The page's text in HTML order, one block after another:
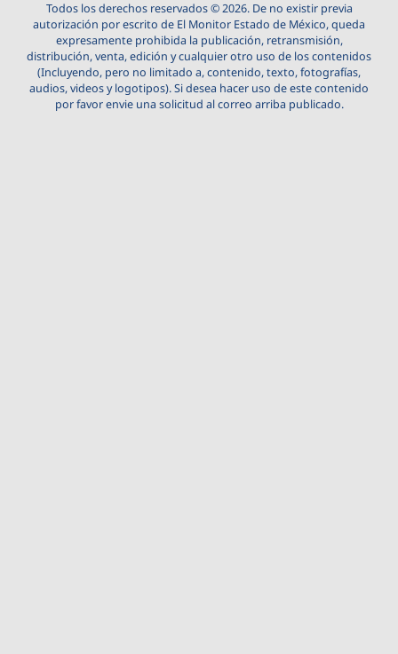
Todos los derechos reservados © 2026. De no existir previa
autorización por escrito de El Monitor Estado de México, queda
expresamente prohibida la publicación, retransmisión,
distribución, venta, edición y cualquier otro uso de los contenidos
(Incluyendo, pero no limitado a, contenido, texto, fotografías,
audios, videos y logotipos). Si desea hacer uso de este contenido
por favor envie una solicitud al correo arriba publicado.